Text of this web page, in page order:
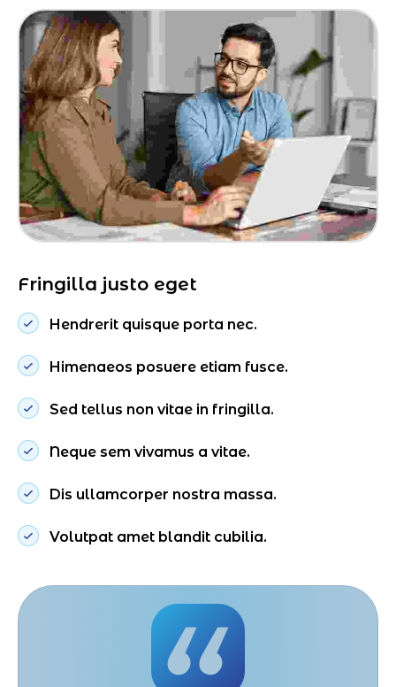
Fringilla justo eget
Hendrerit quisque porta nec.
Himenaeos posuere etiam fusce.
Sed tellus non vitae in fringilla.
Neque sem vivamus a vitae.
Dis ullamcorper nostra massa.
Volutpat amet blandit cubilia.